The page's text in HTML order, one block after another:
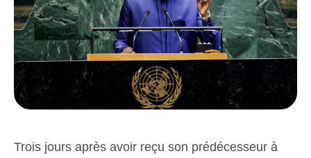
Trois jours après avoir reçu son prédécesseur à